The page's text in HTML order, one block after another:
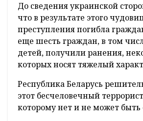
До сведения украинской
что в результате этого
преступления погибла
еще шесть граждан, в том
детей, получили ранения,
которых носят тяжелый
Республика Беларусь
этот бесчеловечный
которому нет и не может быть